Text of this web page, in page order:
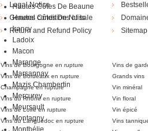
Hautes Côtes De Beaune
Hautes Côtes De Nuits
Irancy
Ladoix
Macon
Marange
Marsannay
Mazis Chambertin
Mercurey
Meursault
Montagny
Monthélie
Legal Notice
General conditions of sale
Return and Refund Policy
Sitemap
Vins de Bourgogne en rupture Vins de
Vins de Bordeaux en rupture
Grands vins
Champagne en rupture
Vin minéral
Vins du Rhône en rupture
Vin floral
Vins de Loire en rupture
Vin épicé
Vins du Languedoc en rupture
Vins